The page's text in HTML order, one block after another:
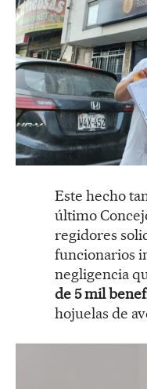
Este hecho
último
regidores
funcionarios
negligencia
de 5 mil
hojuelas de